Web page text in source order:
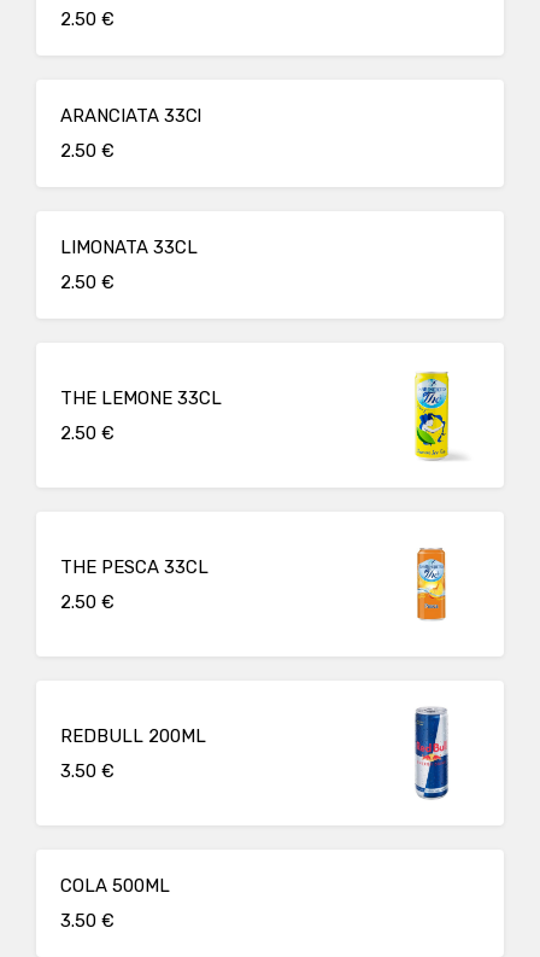
2.50 €
ARANCIATA 33Cl
2.50 €
LIMONATA 33CL
2.50 €
THE LEMONE 33CL
2.50 €
THE PESCA 33CL
2.50 €
REDBULL 200ML
3.50 €
COLA 500ML
3.50 €